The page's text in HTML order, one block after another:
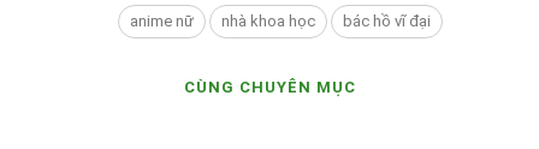
anime nữ nhà khoa học bác hồ vĩ đại
CÙNG CHUYÊN MỤC